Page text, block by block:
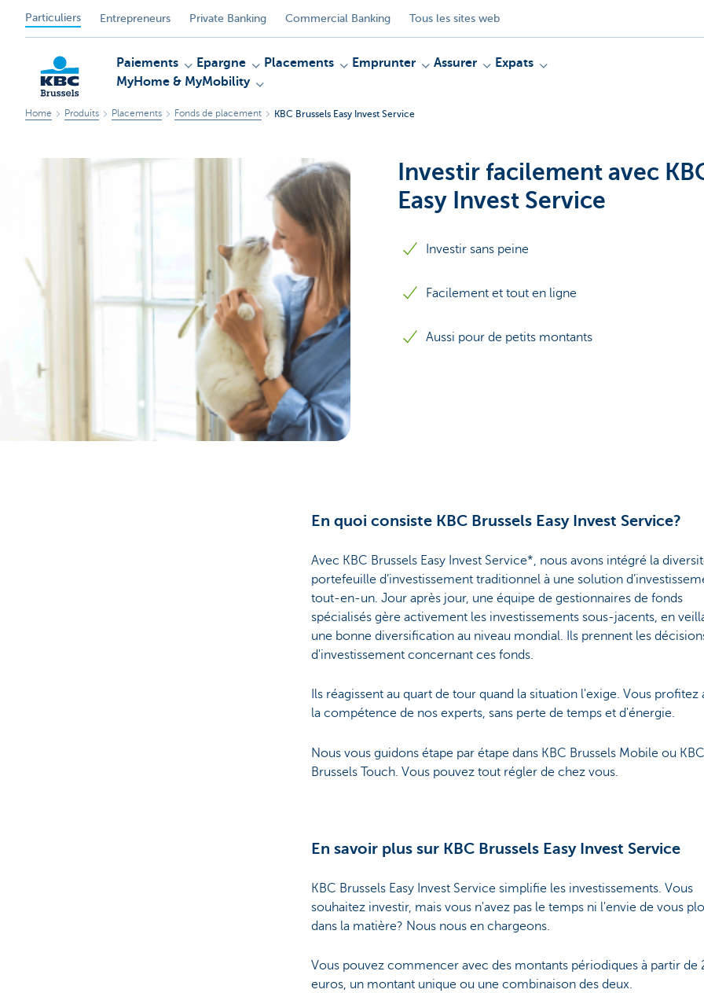
Particuliers Entrepreneurs Private Banking Commercial Banking Tous les sites web
KBC
Paiements Epargne Placements Emprunter Assurer
Expats
MyHome & MyMobility
Home Produits Placements Fonds de placement KBC Brussels Easy Invest Service
Investir facilement avec
Easy Invest Service
Investir sans peine
Facilement et tout en ligne
Aussi pour de petits montants
En quoi consiste KBC Brussels Easy Invest Service?
Avec KBC Brussels Easy Invest Service*, nous avons intégré la
portefeuille d’investissement traditionnel à une solution
tout-en-un. Jour après jour, une équipe de gestionnaires de fonds
spécialisés gère activement les investissements sous-jacents, en
une bonne diversification au niveau mondial. Ils prennent les
d'investissement concernant ces fonds.
Ils réagissent au quart de tour quand la situation l'exige. Vous profitez
la compétence de nos experts, sans perte de temps et d'énergie.
Nous vous guidons étape par étape dans KBC Brussels Mobile ou KBC
Brussels Touch. Vous pouvez tout régler de chez vous.
En savoir plus sur KBC Brussels Easy Invest Service
KBC Brussels Easy Invest Service simplifie les investissements. Vous
souhaitez investir, mais vous n'avez pas le temps ni l'envie de vous
dans la matière? Nous nous en chargeons.
Vous pouvez commencer avec des montants périodiques à partir de
euros, un montant unique ou une combinaison des deux.